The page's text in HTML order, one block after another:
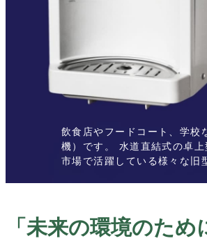
飲食店やフードコート、学校
機）です。 水道直結式の卓上
市場で活躍している様々な旧
「未来の環境のた